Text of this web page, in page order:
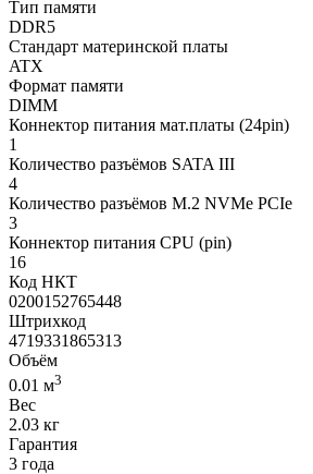
Тип памяти
DDR5
Стандарт материнской платы
ATX
Формат памяти
DIMM
Коннектор питания мат.платы (24pin)
1
Количество разъёмов SATA III
4
Количество разъёмов M.2 NVMe PCIe
3
Коннектор питания CPU (pin)
16
Код НКТ
0200152765448
Штрихкод
4719331865313
Объём
0.01 м3
Вес
2.03 кг
Гарантия
3 года